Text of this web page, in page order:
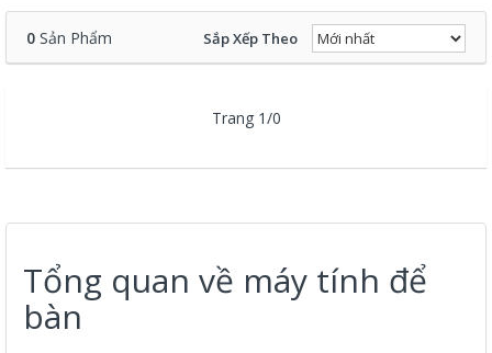
0 Sản Phẩm Sắp Xếp Theo
Trang 1/0
Tổng quan về máy tính để
bàn